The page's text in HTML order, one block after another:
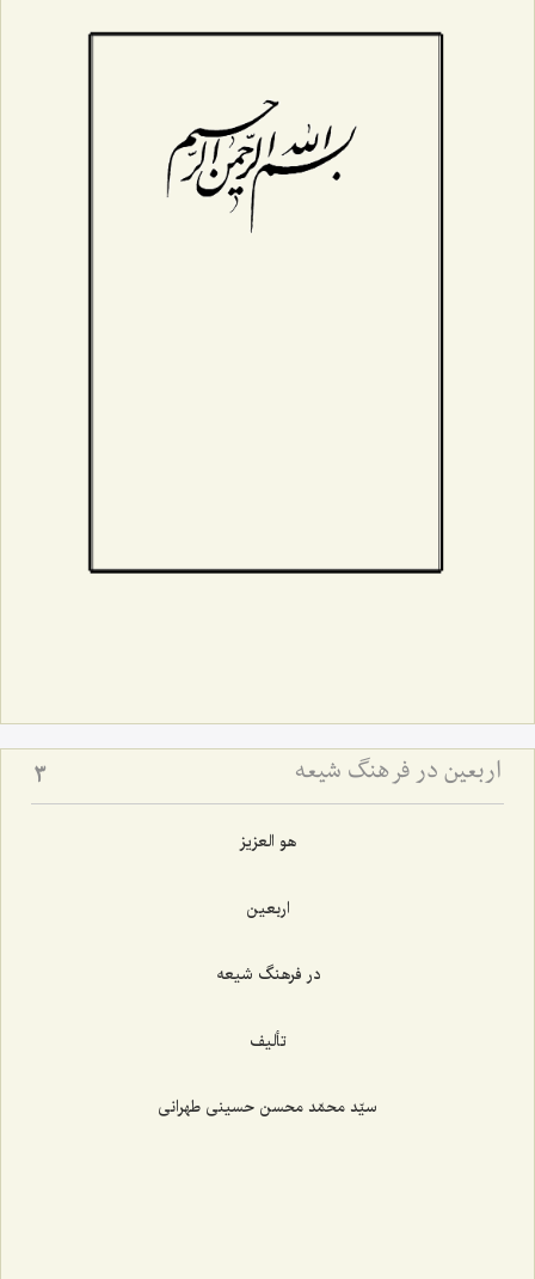
اربعین در فرهنگ شیعه 3
هو العزیز
اربعین
در فرهنگ شیعه
تألیف
سیّد محمّد محسن حسینی طهرانی